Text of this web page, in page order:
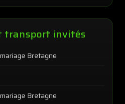
transport invités
Bretagne
Bretagne